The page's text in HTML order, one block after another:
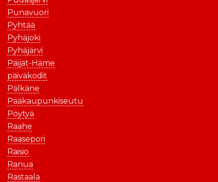
Punavuori
Pyhtää
Pyhäjoki
Pyhäjärvi
Päijät-Häme
päiväkodit
Pälkäne
Pääkaupunkiseutu
Pöytyä
Raahe
Raasepori
Raisio
Ranua
Rastaala